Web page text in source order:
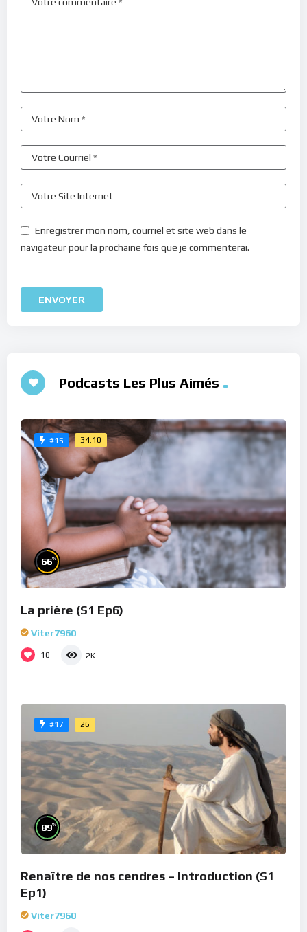
Enregistrer mon nom, courriel et site web dans le
navigateur pour la prochaine fois que je commenterai.
Podcasts Les Plus Aimés
#15 34:10
66%
La prière (S1 Ep6)
Viter7960
10 2K
#17 26
89%
Renaître de nos cendres – Introduction (S1
Ep1)
Viter7960